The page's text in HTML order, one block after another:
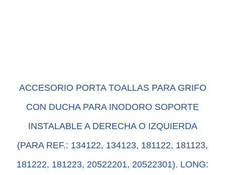
ACCESORIO PORTA TOALLAS PARA GRIFO
CON DUCHA PARA INODORO SOPORTE
INSTALABLE A DERECHA O IZQUIERDA
(PARA REF.: 134122, 134123, 181122, 181123,
181222, 181223, 20522201, 20522301). LONG: